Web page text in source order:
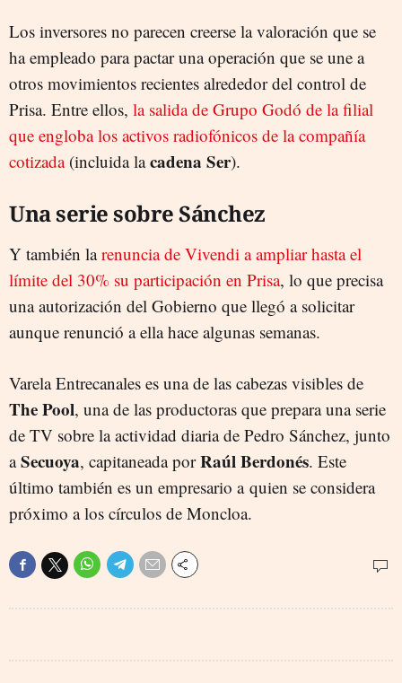
Los inversores no parecen creerse la valoración que se
ha empleado para pactar una operación que se une a
otros movimientos recientes alrededor del control de
Prisa. Entre ellos, la salida de Grupo Godó de la filial
que engloba los activos radiofónicos de la compañía
cotizada(incluida lacadena Ser).
Una serie sobre Sánchez
Y también larenuncia de Vivendi a ampliar hasta el
límite del 30% su participación en Prisa, lo que precisa
una autorización del Gobierno que llegó a solicitar
aunque renunció a ella hace algunas semanas.
Varela Entrecanales es una de las cabezas visibles de
The Pool, una de las productoras que prepara una serie
de TV sobre la actividad diaria de Pedro Sánchez, junto
aSecuoya, capitaneada porRaúl Berdonés. Este
último también es un empresario a quien se considera
próximo a los círculos de Moncloa.